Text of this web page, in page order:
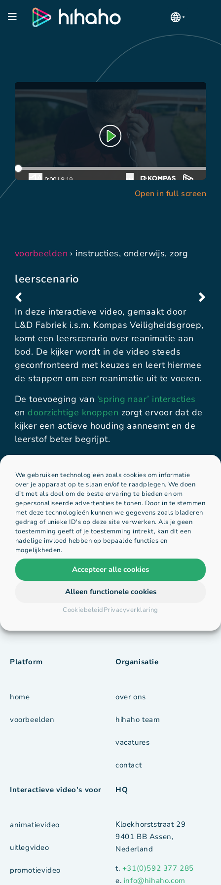
We gebruiken technologieën zoals cookies om informatie
over je apparaat op te slaan en/of te raadplegen. We doen
dit met als doel om de beste ervaring te bieden en om
gepersonaliseerde advertenties te tonen. Door in te stemmen
met deze technologieën kunnen we gegevens zoals bladeren
gedrag of unieke ID's op deze site verwerken. Als je geen
toestemming geeft of je toestemming intrekt, kan dit een
nadelige invloed hebben op bepaalde functies en
mogelijkheden.
Accepteer alle cookies
Alleen functionele cookies
CookiebeleidPrivacyverklaring
Open in full screen
voorbeelden › instructies, onderwijs, zorg
leerscenario
In deze interactieve video, gemaakt door
L&D Fabriek i.s.m. Kompas Veiligheidsgroep,
komt een leerscenario over reanimatie aan
bod. De kijker wordt in de video steeds
geconfronteerd met keuzes en leert hiermee
de stappen om een reanimatie uit te voeren.
De toevoeging van ‘spring naar’ interacties
en doorzichtige knoppen zorgt ervoor dat de
kijker een actieve houding aanneemt en de
leerstof beter begrijpt.
optimaliseren? Neemcontactmet ons op.
Kom in contact
Platform
home
voorbeelden
Organisatie
over ons
hihaho team
vacatures
contact
Interactieve video's voor
animatievideo
uitlegvideo
promotievideo
HQ
Kloekhorststraat 29
9401 BB Assen,
Nederland
t. +31(0)592 377 285
e. info@hihaho.com